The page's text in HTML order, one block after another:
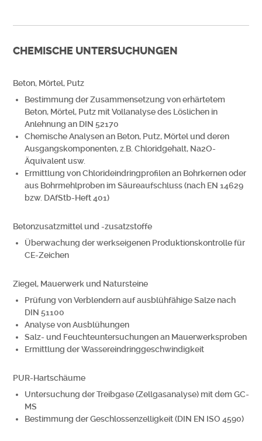
CHEMISCHE UNTERSUCHUNGEN
Beton, Mörtel, Putz
Bestimmung der Zusammensetzung von erhärtetem
Beton, Mörtel, Putz mit Vollanalyse des Löslichen in
Anlehnung an DIN 52170
Chemische Analysen an Beton, Putz, Mörtel und deren
Ausgangskomponenten, z.B. Chloridgehalt, Na2O-
Äquivalent usw.
Ermittlung von Chlorideindringprofilen an Bohrkernen oder
aus Bohrmehlproben im Säureaufschluss (nach EN 14629
bzw. DAfStb-Heft 401)
Betonzusatzmittel und -zusatzstoffe
Überwachung der werkseigenen Produktionskontrolle für
CE-Zeichen
Ziegel, Mauerwerk und Natursteine
Prüfung von Verblendern auf ausblühfähige Salze nach
DIN 51100
Analyse von Ausblühungen
Salz- und Feuchteuntersuchungen an Mauerwerksproben
Ermittlung der Wassereindringgeschwindigkeit
PUR-Hartschäume
Untersuchung der Treibgase (Zellgasanalyse) mit dem GC-
MS
Bestimmung der Geschlossenzelligkeit (DIN EN ISO 4590)